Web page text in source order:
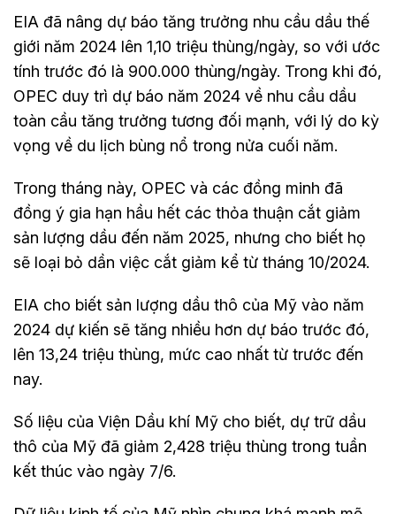
EIA đã nâng dự báo tăng trưởng nhu cầu dầu thế
giới năm 2024 lên 1,10 triệu thùng/ngày, so với ước
tính trước đó là 900.000 thùng/ngày. Trong khi đó,
OPEC duy trì dự báo năm 2024 về nhu cầu dầu
toàn cầu tăng trưởng tương đối mạnh, với lý do kỳ
vọng về du lịch bùng nổ trong nửa cuối năm.
Trong tháng này, OPEC và các đồng minh đã
đồng ý gia hạn hầu hết các thỏa thuận cắt giảm
sản lượng dầu đến năm 2025, nhưng cho biết họ
sẽ loại bỏ dần việc cắt giảm kể từ tháng 10/2024.
EIA cho biết sản lượng dầu thô của Mỹ vào năm
2024 dự kiến sẽ tăng nhiều hơn dự báo trước đó,
lên 13,24 triệu thùng, mức cao nhất từ trước đến
nay.
Số liệu của Viện Dầu khí Mỹ cho biết, dự trữ dầu
thô của Mỹ đã giảm 2,428 triệu thùng trong tuần
kết thúc vào ngày 7/6.